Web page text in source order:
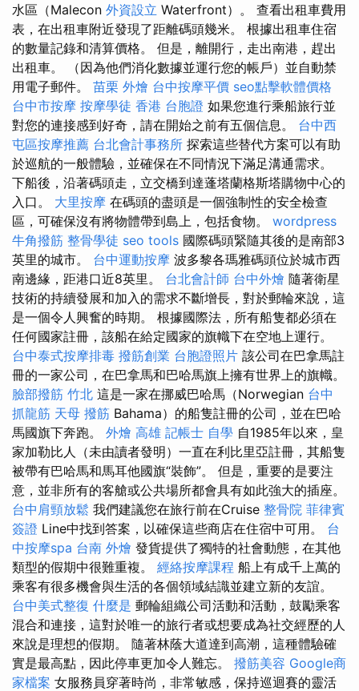
水區（Malecon 外資設立 Waterfront）。 查看出租車費用
表，在出租車附近發現了距離碼頭幾米。 根據出租車住宿
的數量記錄和清算價格。 但是，離開行，走出南港，趕出
出租車。 （因為他們消化數據並運行您的帳戶）並自動禁
用電子郵件。 苗栗 外燴 台中按摩平價 seo點擊軟體價格
台中市按摩 按摩學徒 香港 台胞證 如果您進行乘船旅行並
對您的連接感到好奇，請在開始之前有五個信息。 台中西
屯區按摩推薦 台北會計事務所 探索這些替代方案可以有助
於巡航的一般體驗，並確保在不同情況下滿足溝通需求。
下船後，沿著碼頭走，立交橋到達蓬塔蘭格斯塔購物中心的
入口。 大里按摩 在碼頭的盡頭是一個強制性的安全檢查
區，可確保沒有將物體帶到島上，包括食物。 wordpress
牛角撥筋 整骨學徒 seo tools 國際碼頭緊隨其後的是南部3
英里的城市。 台中運動按摩 波多黎各瑪雅碼頭位於城市西
南邊緣，距港口近8英里。 台北會計師 台中外燴 隨著衛星
技術的持續發展和加入的需求不斷增長，對於郵輪來說，這
是一個令人興奮的時期。 根據國際法，所有船隻都必須在
任何國家註冊，該船在給定國家的旗幟下在空地上運行。
台中泰式按摩排毒 撥筋創業 台胞證照片 該公司在巴拿馬註
冊的一家公司，在巴拿馬和巴哈馬旗上擁有世界上的旗幟。
臉部撥筋 竹北 這是一家在挪威巴哈馬（Norwegian 台中
抓龍筋 天母 撥筋 Bahama）的船隻註冊的公司，並在巴哈
馬國旗下奔跑。 外燴 高雄 記帳士 自學 自1985年以來，皇
家加勒比人（未由讀者發明）一直在利比里亞註冊，其船隻
被帶有巴哈馬和馬耳他國旗“裝飾”。 但是，重要的是要注
意，並非所有的客艙或公共場所都會具有如此強大的插座。
台中肩頸放鬆 我們建議您在旅行前在Cruise 整骨院 菲律賓
簽證 Line中找到答案，以確保這些商店在住宿中可用。 台
中按摩spa 台南 外燴 發貨提供了獨特的社會動態，在其他
類型的假期中很難重複。 經絡按摩課程 船上有成千上萬的
乘客有很多機會與生活的各個領域結識並建立新的友誼。
台中美式整復 什麼是 郵輪組織公司活動和活動，鼓勵乘客
混合和連接，這對於唯一的旅行者或想要成為社交經歷的人
來說是理想的假期。 隨著林蔭大道達到高潮，這種體驗確
實是最高點，因此停車更加令人難忘。 撥筋美容 Google商
家檔案 女服務員穿著時尚，非常敏感，保持巡迴賽的靈活